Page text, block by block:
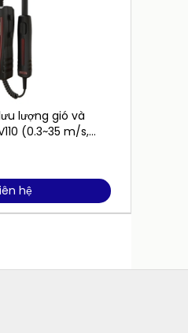
lượng gió và
(0.3~35 m/s,
hệ